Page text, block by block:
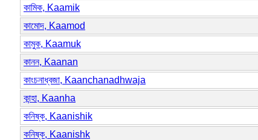
কামিক, Kaamik
কামোদ, Kaamod
কামুক, Kaamuk
কানন, Kaanan
কাংচনাধ্বজা, Kaanchanadhwaja
কান্হা, Kaanha
কনিষ্ক, Kaanishik
কনিষ্ক, Kaanishk